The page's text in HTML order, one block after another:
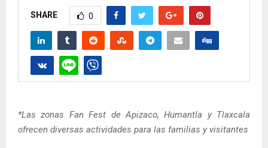
SHARE 0
*Las zonas Fan Fest de Apizaco, Humantla y Tlaxcala
ofrecen diversas actividades para las familias y visitantes